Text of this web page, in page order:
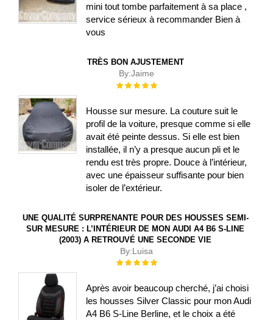
mini tout tombe parfaitement à sa place ,
service sérieux à recommander Bien à
vous
TRÈS BON AJUSTEMENT
By:Jaime
Évaluation :
Housse sur mesure. La couture suit le
profil de la voiture, presque comme si elle
avait été peinte dessus. Si elle est bien
installée, il n’y a presque aucun pli et le
rendu est très propre. Douce à l’intérieur,
avec une épaisseur suffisante pour bien
isoler de l’extérieur.
UNE QUALITÉ SURPRENANTE POUR DES HOUSSES SEMI-
SUR MESURE : L’INTÉRIEUR DE MON AUDI A4 B6 S-LINE
(2003) A RETROUVÉ UNE SECONDE VIE
By:Luisa
Évaluation :
Après avoir beaucoup cherché, j’ai choisi
les housses Silver Classic pour mon Audi
A4 B6 S-Line Berline, et le choix a été